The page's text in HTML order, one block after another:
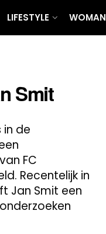
LIFESTYLE WOMAN
Smit
de
FC
Recentelijk in
Jan Smit een